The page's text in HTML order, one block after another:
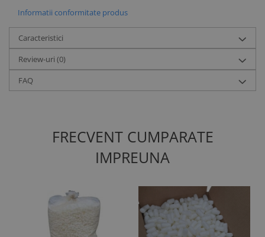
Informatii conformitate produs
Caracteristici
Review-uri (0)
FAQ
FRECVENT CUMPARATE
IMPREUNA